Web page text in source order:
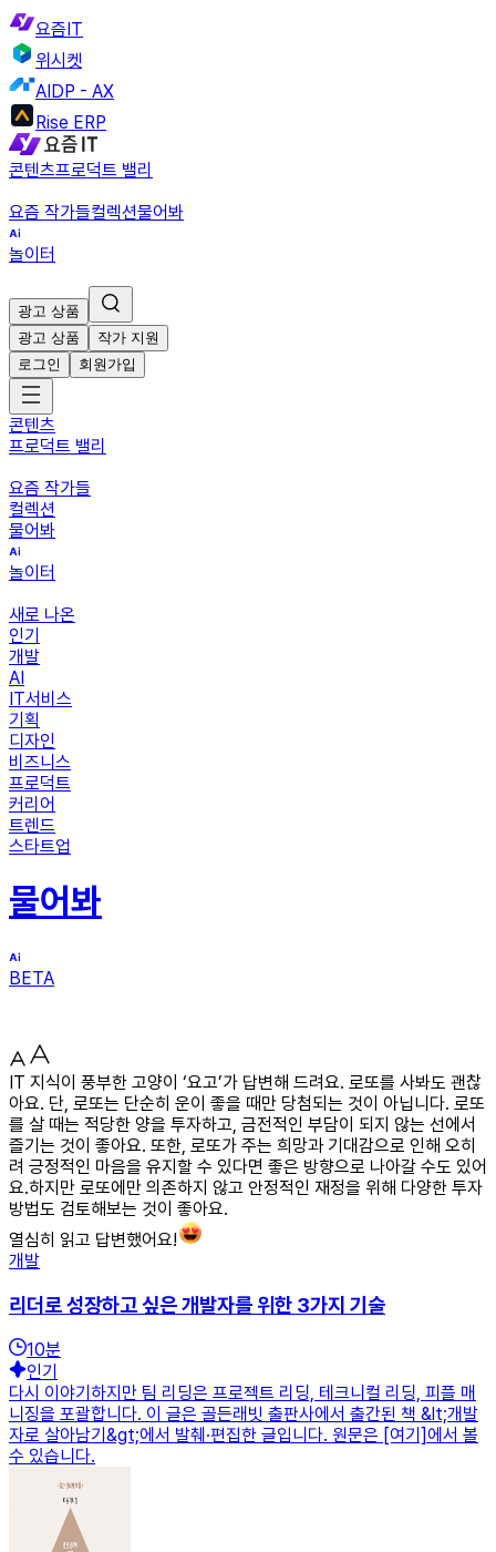
요즘IT
위시켓
AIDP - AX
Rise ERP
콘텐츠프로덕트 밸리
요즘 작가들컬렉션물어봐
놀이터
광고 상품
광고 상품
작가 지원
로그인
회원가입
콘텐츠
프로덕트 밸리
요즘 작가들
컬렉션
물어봐
놀이터
새로 나온
인기
개발
AI
IT서비스
기획
디자인
비즈니스
프로덕트
커리어
트렌드
스타트업
물어봐
BETA
IT 지식이 풍부한 고양이 ‘요고’가 답변해 드려요. 로또를 사봐도 괜찮
아요. 단, 로또는 단순히 운이 좋을 때만 당첨되는 것이 아닙니다. 로또
를 살 때는 적당한 양을 투자하고, 금전적인 부담이 되지 않는 선에서
즐기는 것이 좋아요. 또한, 로또가 주는 희망과 기대감으로 인해 오히
려 긍정적인 마음을 유지할 수 있다면 좋은 방향으로 나아갈 수도 있어
요.하지만 로또에만 의존하지 않고 안정적인 재정을 위해 다양한 투자
방법도 검토해보는 것이 좋아요.
열심히 읽고 답변했어요!
개발
리더로 성장하고 싶은 개발자를 위한 3가지 기술
10분
인기
다시 이야기하지만 팀 리딩은 프로젝트 리딩, 테크니컬 리딩, 피플 매
니징을 포괄합니다. 이 글은 골든래빗 출판사에서 출간된 책 &lt;개발
자로 살아남기&gt;에서 발췌·편집한 글입니다. 원문은 [여기]에서 볼
수 있습니다.